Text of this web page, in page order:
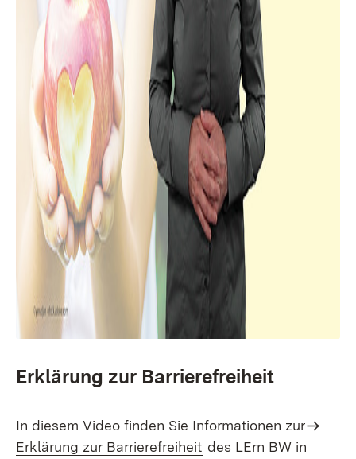
Erklärung zur Barrierefreiheit
In diesem Video finden Sie Informationen zur
Erklärung zur Barrierefreiheit des LErn BW in